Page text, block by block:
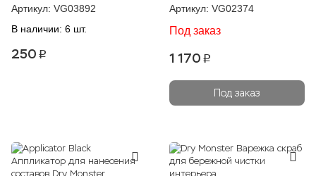
Артикул: VG03892
В наличии: 6 шт.
250 p
Артикул: VG02374
Под заказ
1 170 p
Под заказ